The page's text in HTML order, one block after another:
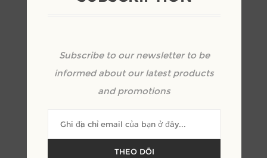
TINH TẾ
SKU: ST000003
Subscribe to our newsletter to be
informed about our latest products
and promotions
THEO DÕI